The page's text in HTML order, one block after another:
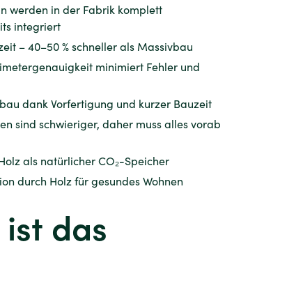
werden in der Fabrik komplett
integriert
– 40–50 % schneller als Massivbau
minimiert Fehler und
dank Vorfertigung und kurzer Bauzeit
sind schwieriger, daher muss alles vorab
als natürlicher CO₂-Speicher
durch Holz für gesundes Wohnen
das